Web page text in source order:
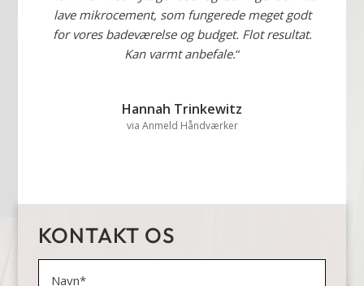
KONTAKT OS
lave mikrocement, som fungerede meget godt
for vores badeværelse og budget. Flot resultat.
Kan varmt anbefale.“
Hannah Trinkewitz
via Anmeld Håndværker